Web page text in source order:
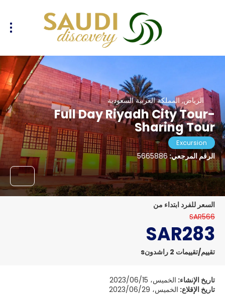
الرياض, المملكة العربية السعودية
Full Day Riyadh City Tour-
Sharing Tour
Excursion
الرقم المرجعي:5665886
السعر للفرد ابتداء من
SAR566
SAR283
تقييم/تقييمات 2 راشدونs
تاريخ الإنشاء: الخميس، 2023/06/15
تاريخ الإقلاع: الخميس، 2023/06/29